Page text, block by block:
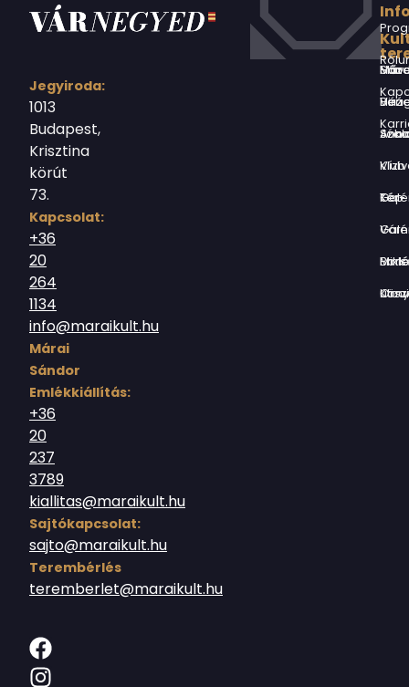
Jegyiroda:
1013
Budapest,
Krisztina
körút
73.
Kapcsolat:
+36
20
264
1134
info@maraikult.hu
Márai
Sándor
Emlékkiállítás:
+36
20
237
3789
kiallitas@maraikult.hu
Sajtókapcsolat:
sajto@maraikult.hu
Terembérlés
teremberlet@maraikult.hu
Márai Sándor Művelődési Ház
Virág Benedek Ház
Jókai Anna
Vízivárosi Klub
Tér-Kép
Várnegyed
Borsos
Országház